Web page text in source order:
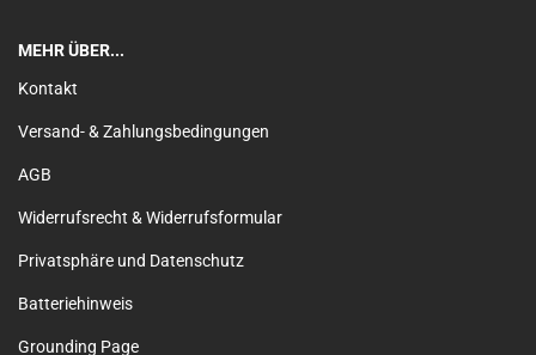
MEHR ÜBER...
Kontakt
Versand- & Zahlungsbedingungen
AGB
Widerrufsrecht & Widerrufsformular
Privatsphäre und Datenschutz
Batteriehinweis
Grounding Page